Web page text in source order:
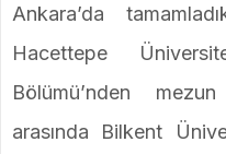
Ankara’da
Hacettepe
Bölümü’nden
arasında Bilkent